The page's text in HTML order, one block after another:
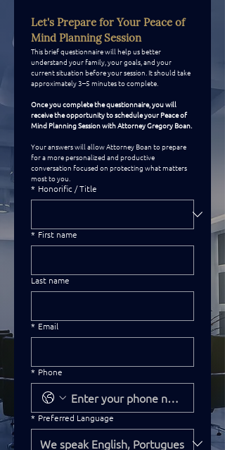
Let's Prepare for Your Peace of
Mind Planning Session
This brief questionnaire will help us better
understand your family, your goals, and your
current situation before your session. It should take
approximately 3–5 minutes to complete.
Once you complete the questionnaire, you will
receive the opportunity to schedule your Peace of
Mind Planning Session with Attorney Gregory Boan.
Your answers will allow Attorney Boan to prepare
for a more personalized and productive
conversation focused on protecting what matters
most to you.
* Honorific / Title
* First name
Last name
* Email
* Phone
* Preferred Language